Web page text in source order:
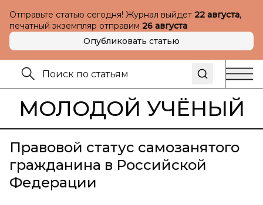
Отправьте статью сегодня! Журнал выйдет 22 августа,
печатный экземпляр отправим 26 августа
Опубликовать статью
МОЛОДОЙ УЧЁНЫЙ
Правовой статус самозанятого
гражданина в Российской
Федерации